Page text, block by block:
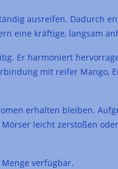
ausreifen. Dadurch
eine kräftige, langsam
Er harmoniert
mit reifer Mango,
erhalten bleiben.
leicht zerstoßen
verfügbar.